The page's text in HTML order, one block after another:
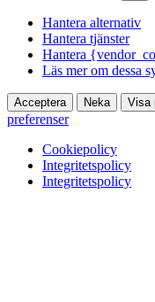
Hantera alternativ
Hantera tjänster
Hantera
Läs mer om dessa
Acceptera Neka Visa
preferenser
Cookiepolicy
Integritetspolicy
Integritetspolicy